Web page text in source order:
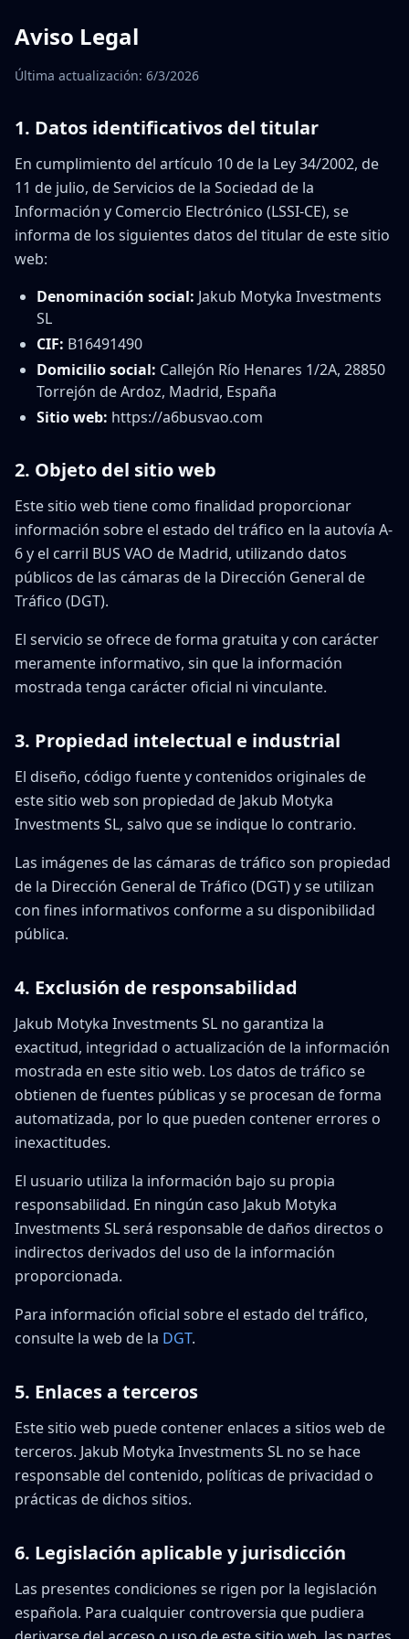
Aviso Legal
Última actualización: 6/3/2026
1. Datos identificativos del titular
En cumplimiento del artículo 10 de la Ley 34/2002, de
11 de julio, de Servicios de la Sociedad de la
Información y Comercio Electrónico (LSSI-CE), se
informa de los siguientes datos del titular de este sitio
web:
Denominación social: Jakub Motyka Investments
SL
CIF: B16491490
Domicilio social: Callejón Río Henares 1/2A, 28850
Torrejón de Ardoz, Madrid, España
Sitio web: https://a6busvao.com
2. Objeto del sitio web
Este sitio web tiene como finalidad proporcionar
información sobre el estado del tráfico en la autovía A-
6 y el carril BUS VAO de Madrid, utilizando datos
públicos de las cámaras de la Dirección General de
Tráfico (DGT).
El servicio se ofrece de forma gratuita y con carácter
meramente informativo, sin que la información
mostrada tenga carácter oficial ni vinculante.
3. Propiedad intelectual e industrial
El diseño, código fuente y contenidos originales de
este sitio web son propiedad de Jakub Motyka
Investments SL, salvo que se indique lo contrario.
Las imágenes de las cámaras de tráfico son propiedad
de la Dirección General de Tráfico (DGT) y se utilizan
con fines informativos conforme a su disponibilidad
pública.
4. Exclusión de responsabilidad
Jakub Motyka Investments SL no garantiza la
exactitud, integridad o actualización de la información
mostrada en este sitio web. Los datos de tráfico se
obtienen de fuentes públicas y se procesan de forma
automatizada, por lo que pueden contener errores o
inexactitudes.
El usuario utiliza la información bajo su propia
responsabilidad. En ningún caso Jakub Motyka
Investments SL será responsable de daños directos o
indirectos derivados del uso de la información
proporcionada.
Para información oficial sobre el estado del tráfico,
consulte la web de la DGT.
5. Enlaces a terceros
Este sitio web puede contener enlaces a sitios web de
terceros. Jakub Motyka Investments SL no se hace
responsable del contenido, políticas de privacidad o
prácticas de dichos sitios.
6. Legislación aplicable y jurisdicción
Las presentes condiciones se rigen por la legislación
española. Para cualquier controversia que pudiera